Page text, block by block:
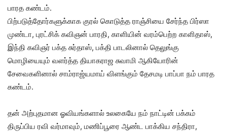
பாரத கண்டம்.
பிற்படுத்தோர்களுக்காக குரல் கொடுத்த ராஞ்சியை சேர்ந்த பிர்ஸா
முண்டா, புரட்சிக் கவிஞன் பாரதி, காளியின் வரம்பெற்ற காளிதாஸ்,
இந்தி கவிஞர் பக்த சுர்தாஸ், பக்தி பாடலினால் தெலுங்கு
மொழியையும் வளர்த்த தியாகராஜ சுவாமி ஆகியோரின்
சேவைகளினால் சாம்ராஜ்யமாய் விளங்கும் தேசமடி பாப்பா நம் பாரத
கண்டம்.
தன் அற்புதமான ஓவியங்களால் உலகையே நம் நாட்டின் பக்கம்
திருப்பிய ரவி வர்மாவும், மணிப்பூரை ஆண்ட பாக்கிய சந்திரா,